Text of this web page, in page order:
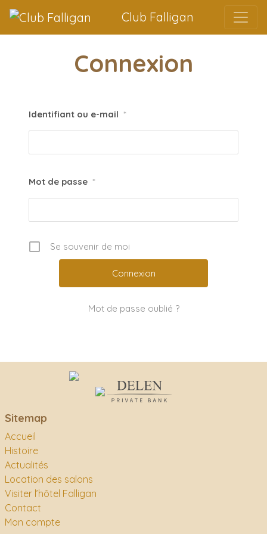
Passer au contenu
Club Falligan
Connexion
Identifiant ou e-mail *
Mot de passe *
Se souvenir de moi
Mot de passe oublié ?
Sitemap
Accueil
Histoire
Actualités
Location des salons
Visiter l’hôtel Falligan
Contact
Mon compte